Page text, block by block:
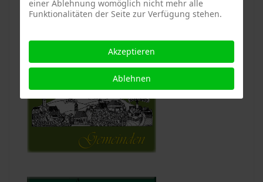
einer Ablehnung womöglich nicht mehr alle
Funktionalitäten der Seite zur Verfügung stehen.
Akzeptieren
Ablehnen